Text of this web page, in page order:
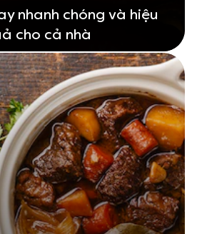
nhanh chóng và hiệu
cho cả nhà